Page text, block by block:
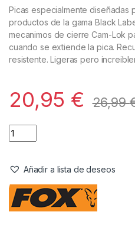
Picas,Tripodes y Picas
Fox Pica Negra
Stock: 3 disponibles
productos de la gama Black
cuando se extiende la pica.
resistente. Ligeras pero